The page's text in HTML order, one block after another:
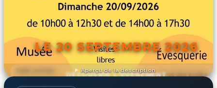
Aperçu de la description
LE 20 SEPTEMBRE 2026
DÉCOUVRIR L'ÉVÉNEMENT